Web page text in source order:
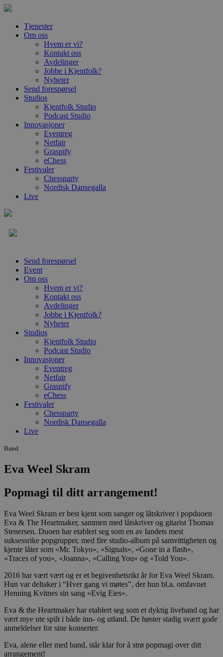
Tjenester
Om oss
Hvem er vi?
Kontakt oss
Avdelinger
Jobbe i Kjentfolk?
Nyheter
Send forespørsel
Studios
Kjentfolk Studio
Podcast Studio
Innovasjoner
Eventreg
Netfair
Graspify
eChess
Festivaler
Chessparty
Nordisk Dansegalla
Live
Send forespørsel
Event
Om oss
Hvem er vi?
Kontakt oss
Avdelinger
Jobbe i Kjentfolk?
Nyheter
Studios
Kjentfolk Studio
Podcast Studio
Innovasjoner
Eventreg
Netfair
Graspify
eChess
Festivaler
Chessparty
Nordisk Dansegalla
Live
Band
Eva Weel Skram
Popmagi til ditt arrangement!
Eva Weel Skram er best kjent som sanger og låtskriver i popduoen
Eva & The Heartmaker, sammen med låtskriver og gitarist Thomas
Stenersen. Duoen har etablert seg som en av landets mest
suksessrike popgrupper, med fire studio-album på samvittigheten og
kjente låter som «Mr. Tokyo», «Signals», «Gone in a flash»,
«Traces of you», «Joanna», «Calling You» og «Told You».
2016 har vært vært og er et begivenhetsrikt år for Eva Weel Skram.
Hun var deltaker i “Hver gang vi møtes”, der hun bl.a. omfavnet
Henning Kvitnes sin sang «Evig Eies».
Eva & the Heartmaker har etablert seg som et dyktig liveband og har
vært mye ute spilt i både inn- og utland. De høster stadig svært gode
anmeldelser for sine konserter.
Eva, alene eller med band, står klar for å strø popmagi over ditt
arrangement!